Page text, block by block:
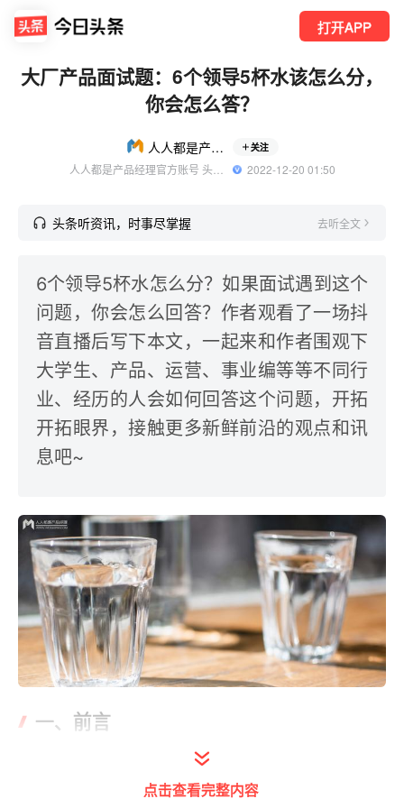
打开APP
大厂产品面试题：6个领导5杯水该怎么分，
你会怎么答？
人人都是产品经理 关注
人人都是产品经理官方账号 头条精选作者
  2022-12-20 01:50
头条听资讯，时事尽掌握 去听全文
6个领导5杯水怎么分？如果面试遇到这个
问题，你会怎么回答？作者观看了一场抖
音直播后写下本文，一起来和作者围观下
大学生、产品、运营、事业编等等不同行
业、经历的人会如何回答这个问题，开拓
开拓眼界，接触更多新鲜前沿的观点和讯
息吧~
一、前言
首先澄明一点，我非大厂产品，曾经也不是，
只是一个平平无奇的产品。看到标题点进来的
点击查看完整内容